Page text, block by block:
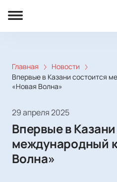
Главная
Новости
Впервые в Казани состоится
«Новая Волна»
29 апреля 2025
Впервые в
международный
Волна»